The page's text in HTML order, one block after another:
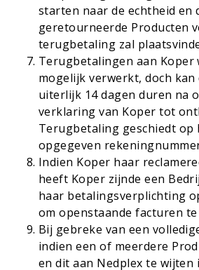
starten naar de echtheid en
geretourneerde Producten
terugbetaling zal
Terugbetalingen aan Koper
mogelijk verwerkt, doch
uiterlijk 14 dagen duren na
verklaring van Koper tot
Terugbetaling geschiedt op
opgegeven
Indien Koper haar
heeft Koper zijnde een
haar betalingsverplichting
om openstaande facturen
Bij gebreke van een
indien een of meerdere
en dit aan Nedplex te wijten